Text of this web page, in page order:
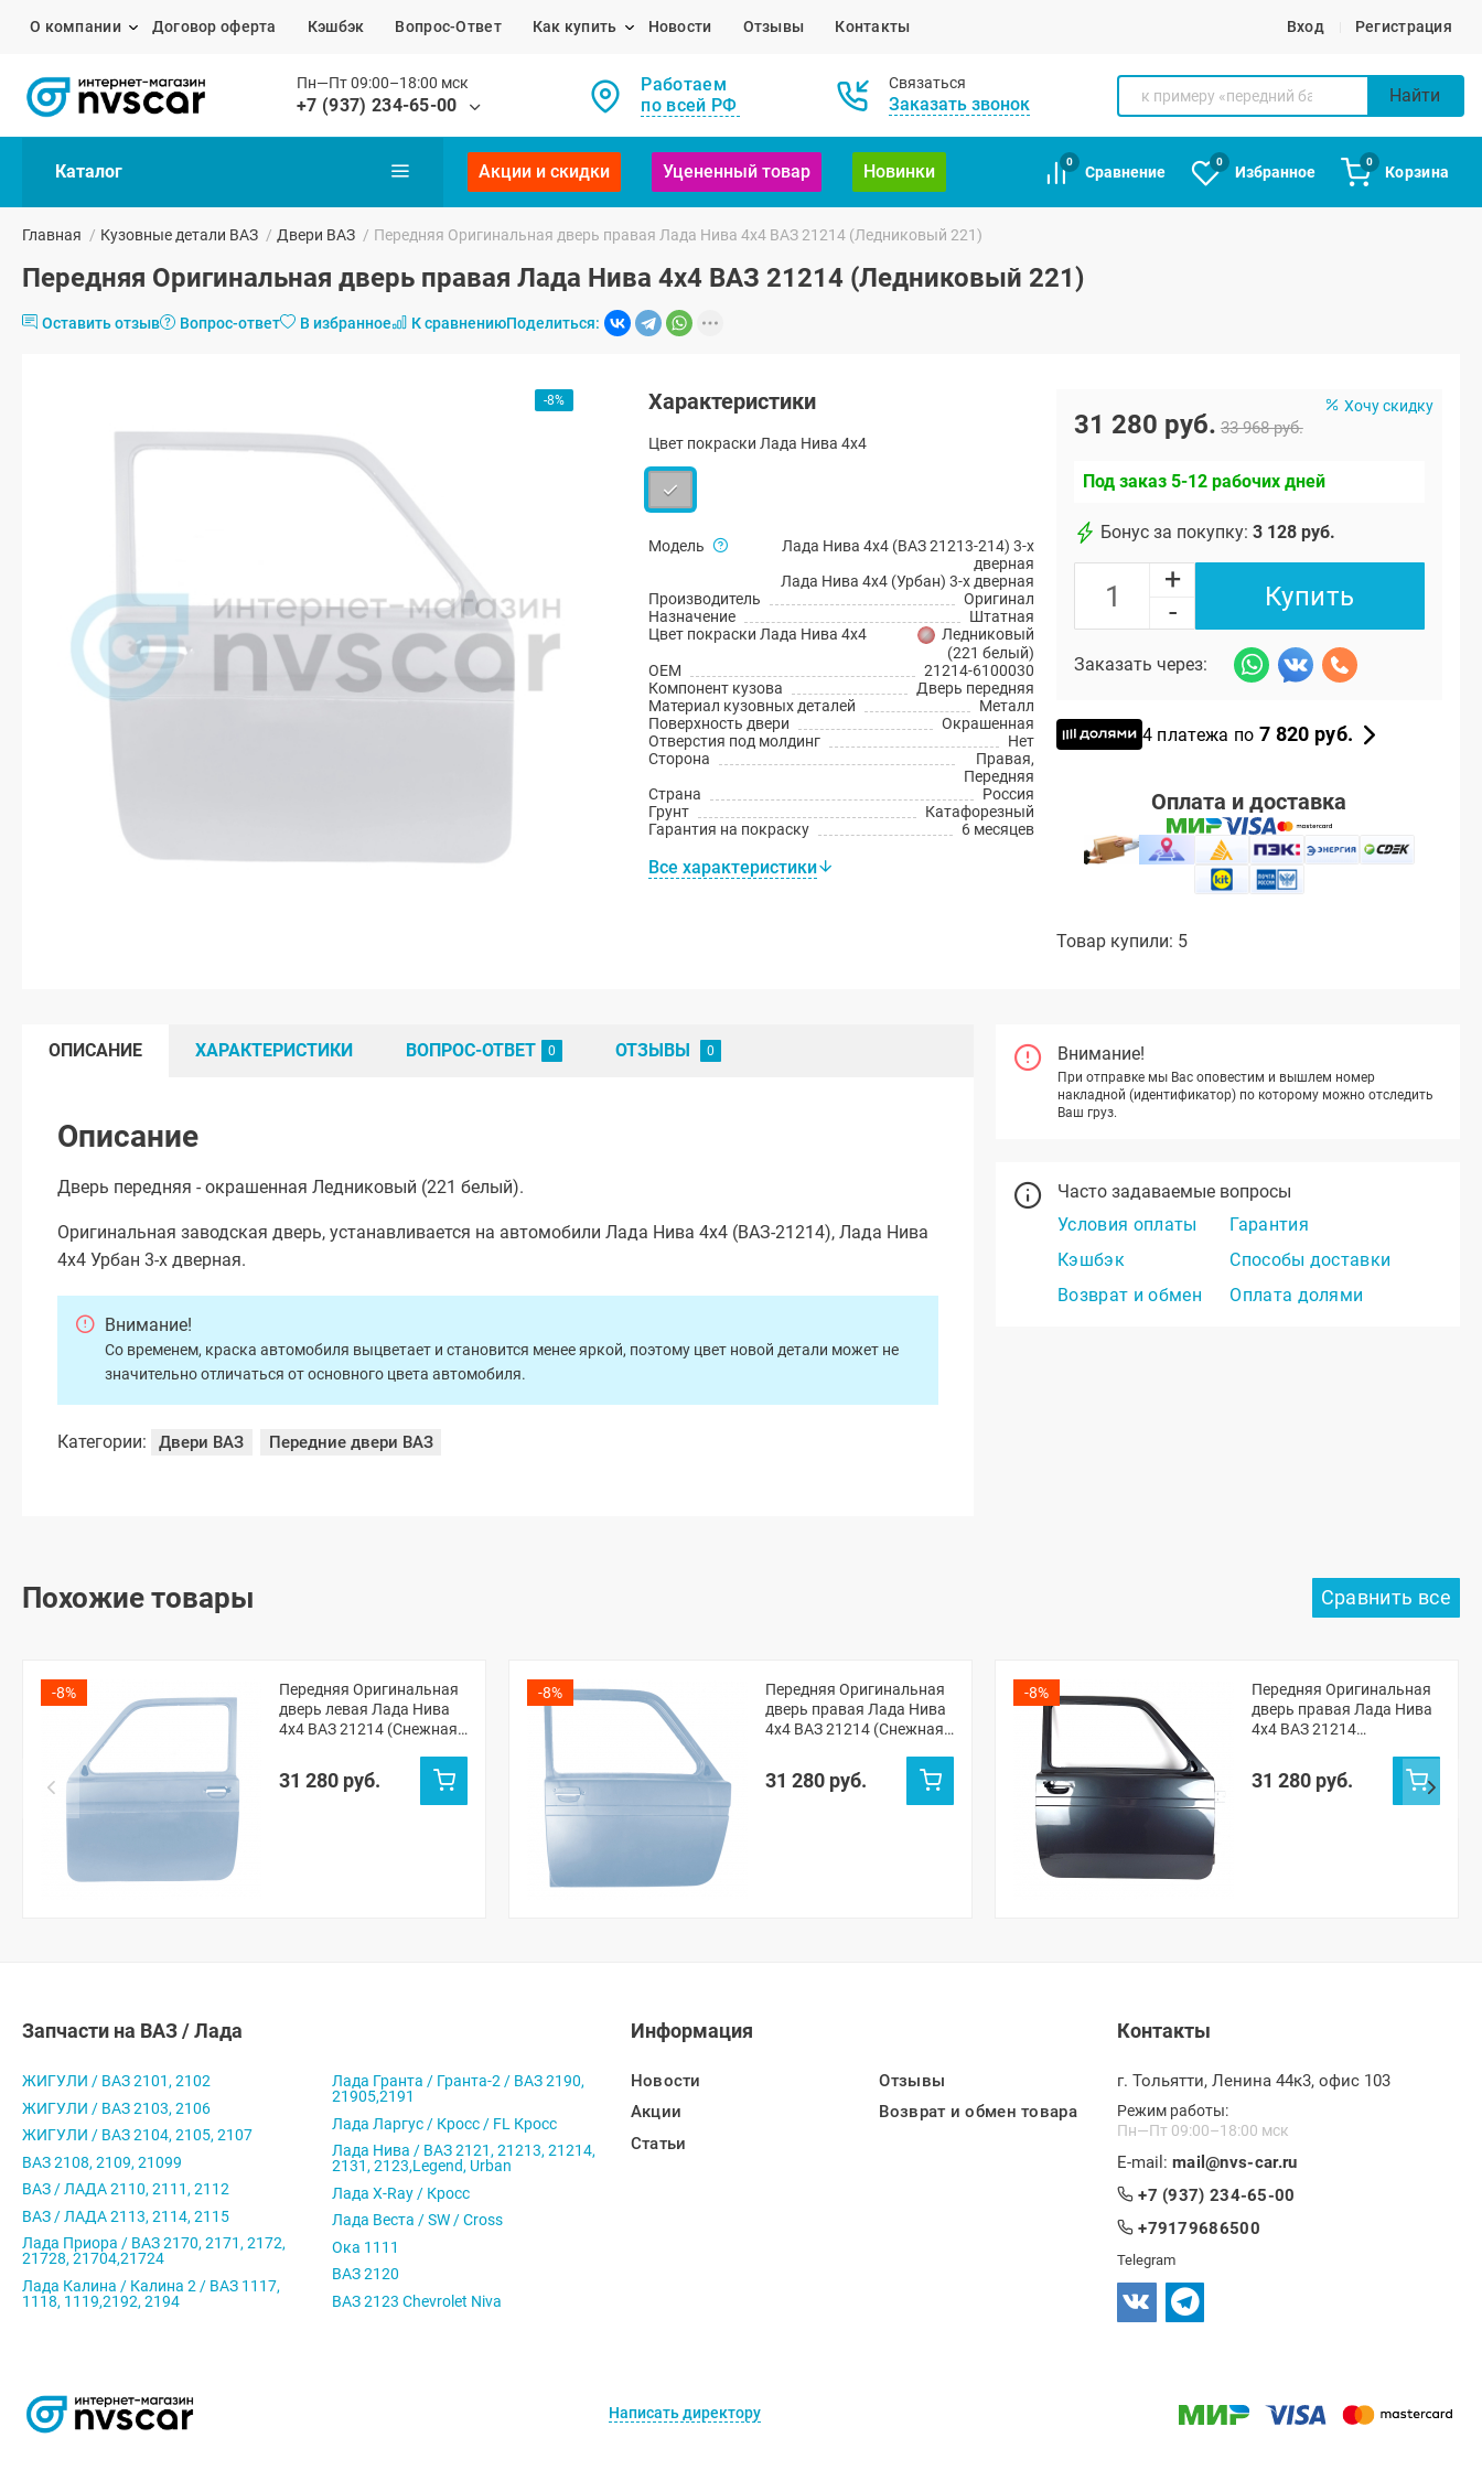
О компании Договор оферта Кэшбэк Вопрос-Ответ Как купить Новости Отзывы Контакты Вход Регистрация
Пн—Пт 09:00–18:00 мск
+7 (937) 234-65-00
Работаем
по всей РФ
Связаться
Заказать звонок Найти
Каталог Акции и скидки Уцененный товар Новинки
0
Сравнение
0
Избранное
0
Корзина
Главная / Кузовные детали ВАЗ / Двери ВАЗ / Передняя Оригинальная дверь правая Лада Нива 4х4 ВАЗ 21214 (Ледниковый 221)
Передняя Оригинальная дверь правая Лада Нива 4х4 ВАЗ 21214 (Ледниковый 221)
Оставить отзыв Вопрос-ответ В избранное К сравнениюПоделиться:
-8% Характеристики
Цвет покраски Лада Нива 4х4
Модель
Лада Нива 4x4 (ВАЗ 21213-214) 3-х
дверная
Лада Нива 4x4 (Урбан) 3-х дверная
Производитель
Оригинал
Назначение
Штатная
Цвет покраски Лада Нива 4х4
Ледниковый
(221 белый)
OEM
21214-6100030
Компонент кузова
Дверь передняя
Материал кузовных деталей
Металл
Поверхность двери
Окрашенная
Отверстия под молдинг
Нет
Сторона
Правая,
Передняя
Страна
Россия
Грунт
Катафорезный
Гарантия на покраску
6 месяцев
Все характеристики
Хочу скидку
31 280 руб. 33 968 руб.
Под заказ 5-12 рабочих дней
Бонус за покупку: 3 128 руб.
+
-
Купить
Заказать через:
4 платежа по 7 820 руб.
Оплата и доставка
Товар купили: 5
Внимание!
При отправке мы Вас оповестим и вышлем номер
накладной (идентификатор) по которому можно отследить
Ваш груз.
Часто задаваемые вопросы
Условия оплаты
Гарантия
Кэшбэк
Способы доставки
Возврат и обмен
Оплата долями
ОПИСАНИЕ ХАРАКТЕРИСТИКИ ВОПРОС-ОТВЕТ ОТЗЫВЫ
Описание
Дверь передняя - окрашенная Ледниковый (221 белый).
Оригинальная заводская дверь, устанавливается на автомобили Лада Нива 4х4 (ВАЗ-21214), Лада Нива
4х4 Урбан 3-х дверная.
Внимание!
Со временем, краска автомобиля выцветает и становится менее яркой, поэтому цвет новой детали может не
значительно отличаться от основного цвета автомобиля.
Категории: Двери ВАЗ Передние двери ВАЗ
Похожие товары
-8%
Передняя Оригинальная
дверь левая Лада Нива
4х4 ВАЗ 21214 (Снежная
31 280 руб.
-8%
Передняя Оригинальная
дверь правая Лада Нива
4х4 ВАЗ 21214 (Снежная
31 280 руб.
-8%
Передняя Оригинальная
дверь правая Лада Нива
4х4 ВАЗ 21214
31 280 руб.
Запчасти на ВАЗ / Лада
ЖИГУЛИ / ВАЗ 2101, 2102
ЖИГУЛИ / ВАЗ 2103, 2106
ЖИГУЛИ / ВАЗ 2104, 2105, 2107
ВАЗ 2108, 2109, 21099
ВАЗ / ЛАДА 2110, 2111, 2112
ВАЗ / ЛАДА 2113, 2114, 2115
Лада Приора / ВАЗ 2170, 2171, 2172,
21728, 21704,21724
Лада Калина / Калина 2 / ВАЗ 1117,
1118, 1119,2192, 2194
Лада Гранта / Гранта-2 / ВАЗ 2190,
21905,2191
Лада Ларгус / Кросс / FL Кросс
Лада Нива / ВАЗ 2121, 21213, 21214,
2131, 2123,Legend, Urban
Лада X-Ray / Кросс
Лада Веста / SW / Cross
Ока 1111
ВАЗ 2120
ВАЗ 2123 Chevrolet Niva
Информация
Новости
Акции
Статьи
Отзывы
Возврат и обмен товара
Контакты
г. Тольятти, Ленина 44к3, офис 103
Режим работы:
Пн—Пт 09:00–18:00 мск
E-mail: mail@nvs-car.ru
+7 (937) 234-65-00
+79179686500
Telegram
Написать директору